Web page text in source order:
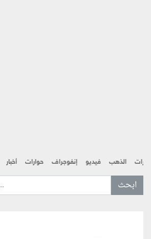
أخبار حوارات إنفوجراف فيديو الذهب
ابحث عن... :